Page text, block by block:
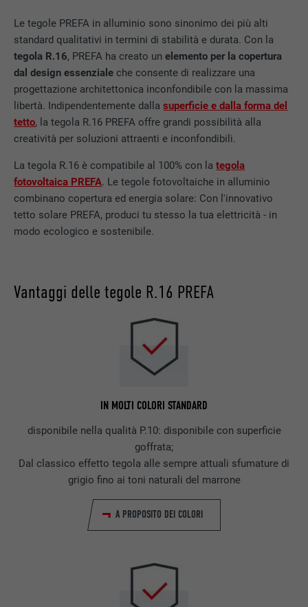
Le tegole PREFA in alluminio sono sinonimo dei più alti
standard qualitativi in termini di stabilità e durata. Con la
tegola R.16, PREFA ha creato unelemento per la copertura
dal design essenziale che consente di realizzare una
progettazione architettonica inconfondibile con la massima
libertà. Indipendentemente dallasuperficie e dalla forma del
tetto, la tegola R.16 PREFA offre grandi possibilità alla
creatività per soluzioni attraenti e inconfondibili.
La tegola R.16 è compatibile al 100% con lategola
fotovoltaica PREFA. Le tegole fotovoltaiche in alluminio
combinano copertura ed energia solare: Con l'innovativo
tetto solare PREFA, produci tu stesso la tua elettricità - in
modo ecologico e sostenibile.
Vantaggi delle tegole R.16 PREFA
IN MOLTI COLORI STANDARD
disponibile nella qualità P.10: disponibile con superficie
goffrata;
Dal classico effetto tegola alle sempre attuali sfumature di
grigio fino ai toni naturali del marrone
A PROPOSITO DEI COLORI